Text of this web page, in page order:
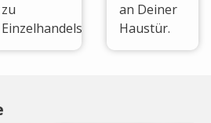
zu
Einzelhandelspreisen.
an Deiner
Haustür.